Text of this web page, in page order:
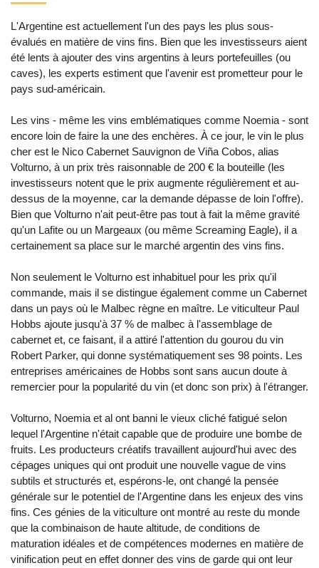
L'Argentine est actuellement l'un des pays les plus sous-
évalués en matière de vins fins. Bien que les investisseurs aient
été lents à ajouter des vins argentins à leurs portefeuilles (ou
caves), les experts estiment que l'avenir est prometteur pour le
pays sud-américain.
Les vins - même les vins emblématiques comme Noemia - sont
encore loin de faire la une des enchères. À ce jour, le vin le plus
cher est le Nico Cabernet Sauvignon de Viña Cobos, alias
Volturno, à un prix très raisonnable de 200 € la bouteille (les
investisseurs notent que le prix augmente régulièrement et au-
dessus de la moyenne, car la demande dépasse de loin l'offre).
Bien que Volturno n'ait peut-être pas tout à fait la même gravité
qu'un Lafite ou un Margeaux (ou même Screaming Eagle), il a
certainement sa place sur le marché argentin des vins fins.
Non seulement le Volturno est inhabituel pour les prix qu'il
commande, mais il se distingue également comme un Cabernet
dans un pays où le Malbec règne en maître. Le viticulteur Paul
Hobbs ajoute jusqu'à 37 % de malbec à l'assemblage de
cabernet et, ce faisant, il a attiré l'attention du gourou du vin
Robert Parker, qui donne systématiquement ses 98 points. Les
entreprises américaines de Hobbs sont sans aucun doute à
remercier pour la popularité du vin (et donc son prix) à l'étranger.
Volturno, Noemia et al ont banni le vieux cliché fatigué selon
lequel l'Argentine n'était capable que de produire une bombe de
fruits. Les producteurs créatifs travaillent aujourd'hui avec des
cépages uniques qui ont produit une nouvelle vague de vins
subtils et structurés et, espérons-le, ont changé la pensée
générale sur le potentiel de l'Argentine dans les enjeux des vins
fins. Ces génies de la viticulture ont montré au reste du monde
que la combinaison de haute altitude, de conditions de
maturation idéales et de compétences modernes en matière de
vinification peut en effet donner des vins de garde qui ont leur